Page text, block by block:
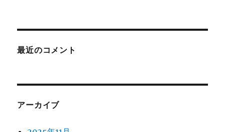
最近のコメント
アーカイブ